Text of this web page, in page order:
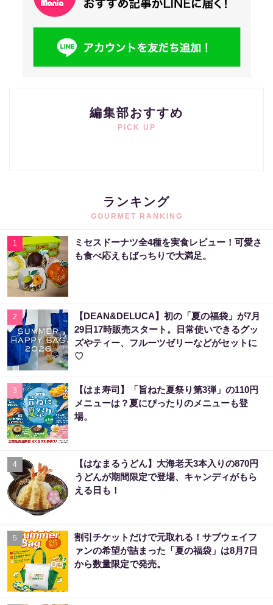
編集部おすすめ
PICK UP
ランキング
GOURMET RANKING
1
ミセスドーナツ全4種を実食レビュー！可愛さ
も食べ応えもばっちりで大満足。
2
【DEAN&DELUCA】初の「夏の福袋」が7月
29日17時販売スタート。日常使いできるグッ
ズやティー、フルーツゼリーなどがセットに
♡
3
【はま寿司】「旨ねた夏祭り第3弾」の110円
メニューは？夏にぴったりのメニューも登
場。
4
【はなまるうどん】大海老天3本入りの870円
うどんが期間限定で登場、キャンディがもら
える日も！
5
割引チケットだけで元取れる！サブウェイフ
ァンの希望が詰まった「夏の福袋」は8月7日
から数量限定で発売。